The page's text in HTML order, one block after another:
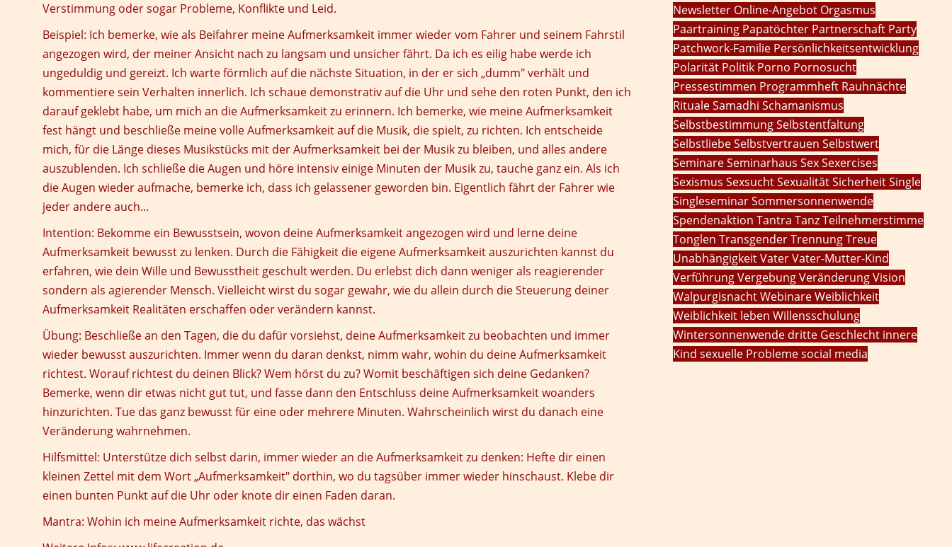
Verstimmung oder sogar Probleme, Konflikte und Leid.
Beispiel: Ich bemerke, wie als Beifahrer meine Aufmerksamkeit immer wieder vom Fahrer und seinem Fahrstil
angezogen wird, der meiner Ansicht nach zu langsam und unsicher fährt. Da ich es eilig habe werde ich
ungeduldig und gereizt. Ich warte förmlich auf die nächste Situation, in der er sich „dumm" verhält und
kommentiere sein Verhalten innerlich. Ich schaue demonstrativ auf die Uhr und sehe den roten Punkt, den ich
darauf geklebt habe, um mich an die Aufmerksamkeit zu erinnern. Ich bemerke, wie meine Aufmerksamkeit
fest hängt und beschließe meine volle Aufmerksamkeit auf die Musik, die spielt, zu richten. Ich entscheide
mich, für die Länge dieses Musikstücks mit der Aufmerksamkeit bei der Musik zu bleiben, und alles andere
auszublenden. Ich schließe die Augen und höre intensiv einige Minuten der Musik zu, tauche ganz ein. Als ich
die Augen wieder aufmache, bemerke ich, dass ich gelassener geworden bin. Eigentlich fährt der Fahrer wie
jeder andere auch...
Intention: Bekomme ein Bewusstsein, wovon deine Aufmerksamkeit angezogen wird und lerne deine
Aufmerksamkeit bewusst zu lenken. Durch die Fähigkeit die eigene Aufmerksamkeit auszurichten kannst du
erfahren, wie dein Wille und Bewusstheit geschult werden. Du erlebst dich dann weniger als reagierender
sondern als agierender Mensch. Vielleicht wirst du sogar gewahr, wie du allein durch die Steuerung deiner
Aufmerksamkeit Realitäten erschaffen oder verändern kannst.
Übung: Beschließe an den Tagen, die du dafür vorsiehst, deine Aufmerksamkeit zu beobachten und immer
wieder bewusst auszurichten. Immer wenn du daran denkst, nimm wahr, wohin du deine Aufmerksamkeit
richtest. Worauf richtest du deinen Blick? Wem hörst du zu? Womit beschäftigen sich deine Gedanken?
Bemerke, wenn dir etwas nicht gut tut, und fasse dann den Entschluss deine Aufmerksamkeit woanders
hinzurichten. Tue das ganz bewusst für eine oder mehrere Minuten. Wahrscheinlich wirst du danach eine
Veränderung wahrnehmen.
Hilfsmittel: Unterstütze dich selbst darin, immer wieder an die Aufmerksamkeit zu denken: Hefte dir einen
kleinen Zettel mit dem Wort „Aufmerksamkeit" dorthin, wo du tagsüber immer wieder hinschaust. Klebe dir
einen bunten Punkt auf die Uhr oder knote dir einen Faden daran.
Mantra: Wohin ich meine Aufmerksamkeit richte, das wächst
Newsletter Online-Angebot Orgasmus
Paartraining Papatöchter Partnerschaft Party
Patchwork-Familie Persönlichkeitsentwicklung
Polarität Politik Porno Pornosucht
Pressestimmen Programmheft Rauhnächte
RitualeSamadhi Schamanismus
SelbstbestimmungSelbstentfaltung
SelbstliebeSelbstvertrauen Selbstwert
SeminareSeminarhaus SexSexercises
Sexismus SexsuchtSexualitätSicherheitSingle
SingleseminarSommersonnenwende
Spendenaktion Tantra TanzTeilnehmerstimme
Tonglen TransgenderTrennungTreue
UnabhängigkeitVaterVater-Mutter-Kind
VerführungVergebungVeränderungVision
WalpurgisnachtWebinareWeiblichkeit
Weiblichkeit leben Willensschulung
Wintersonnenwende dritte Geschlecht innere
Kind sexuelle Problemesocial media